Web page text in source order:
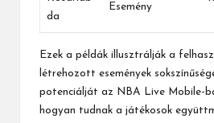
da
Esemény
Ezek a példák illusztrálják a
létrehozott események
potenciálját az NBA Live Mobile-
hogyan tudnak a játékosok